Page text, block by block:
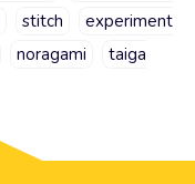
stitch
experiment
noragami
taiga